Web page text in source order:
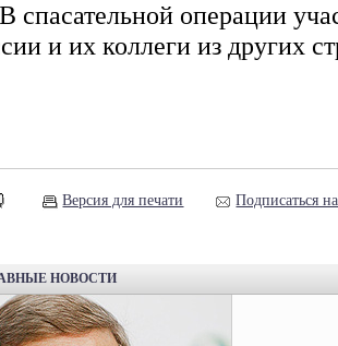
спасательной операции
и их коллеги из других
Версия для печати Подписаться
НОВОСТИ